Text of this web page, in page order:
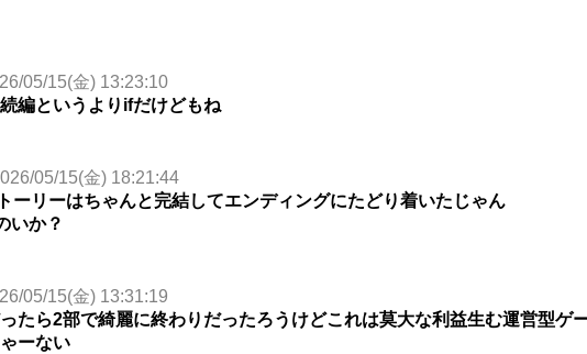
05/15(金) 13:23:10
編というよりifだけどもね
05/15(金) 18:21:44
ーリーはちゃんと完結してエンディングにたどり着いたじゃん
いか？
05/15(金) 13:31:19
たら2部で綺麗に終わりだったろうけどこれは莫大な利益生む運営型ゲ
ーない